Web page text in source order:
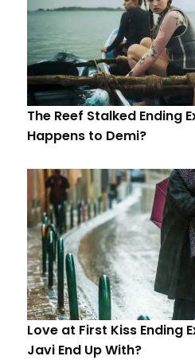
The Reef Stalked Ending
Happens to Demi?
Love at First Kiss Ending
Javi End Up With?